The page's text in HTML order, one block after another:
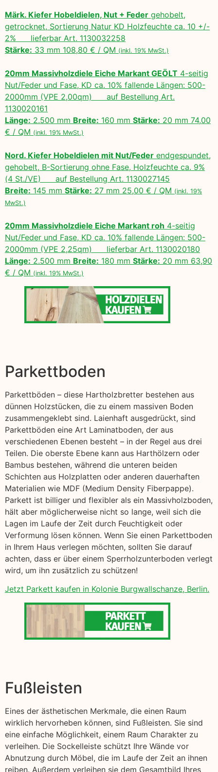
Märk. Kiefer Hobeldielen, Nut + Feder gehobelt,
getrocknet, Sortierung Natur KD Holzfeuchte ca. 10 +/-
2% lieferbar Art. 1130032258
Stärke: 33 mm 108,80 € / QM (inkl. 19% MwSt.)
20mm Massivholzdiele Eiche Markant GEÖLT 4-seitig
Nut/Feder und Fase, KD ca. 10% fallende Längen: 500-
2000mm (VPE 2,00qm) auf Bestellung Art.
1130020161
Länge: 2.500 mm Breite: 160 mm Stärke: 20 mm 74,00
€ / QM (inkl. 19% MwSt.)
Nord. Kiefer Hobeldielen mit Nut/Feder endgespundet,
gehobelt, B-Sortierung ohne Fase, Holzfeuchte ca. 9%
(4 St./VE) auf Bestellung Art. 1130027145
Breite: 145 mm Stärke: 27 mm 25,00 € / QM (inkl. 19%
MwSt.)
20mm Massivholzdiele Eiche Markant roh 4-seitig
Nut/Feder und Fase, KD ca. 10% fallende Längen: 500-
2000mm (VPE 2,25qm) lieferbar Art. 1130020180
Länge: 2.500 mm Breite: 180 mm Stärke: 20 mm 63,90
€ / QM (inkl. 19% MwSt.)
Parkettboden
Parkettböden – diese Hartholzbretter bestehen aus
dünnen Holzstücken, die zu einem massiven Boden
zusammengeklebt sind. Laienhaft ausgedrückt, sind
Parkettböden eine Art Laminatboden, der aus
verschiedenen Ebenen besteht – in der Regel aus drei
Teilen. Die oberste Ebene kann aus Harthölzern oder
Bambus bestehen, während die unteren beiden
Schichten aus Holzplatten oder anderen dauerhaften
Materialien wie MDF (Medium Density Fiberpappe).
Parkett ist billiger und flexibler als ein Massivholzboden,
hält aber möglicherweise nicht so lange, weil sich die
Lagen im Laufe der Zeit durch Feuchtigkeit oder
Verformung lösen können. Wenn Sie einen Parkettboden
in Ihrem Haus verlegen möchten, sollten Sie darauf
achten, dass er über einem Sperrholzunterboden verlegt
wird, um ihn zusätzlich zu schützen!
Jetzt Parkett kaufen in Kolonie Burgwallschanze, Berlin.
Fußleisten
Eines der ästhetischen Merkmale, die einen Raum
wirklich hervorheben können, sind Fußleisten. Sie sind
eine einfache Möglichkeit, einem Raum Charakter zu
verleihen. Die Sockelleiste schützt Ihre Wände vor
Abnutzung durch Möbel, die im Laufe der Zeit an ihnen
reiben. Außerdem verleihen sie dem Gesamtbild Ihres